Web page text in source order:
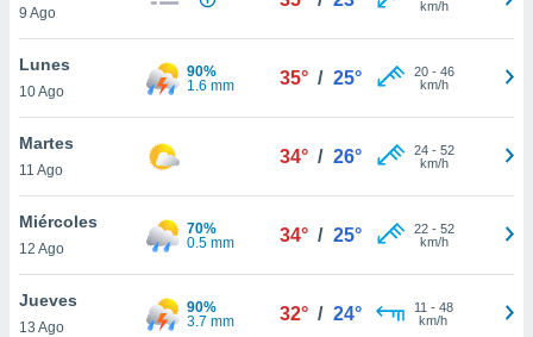
más
nuestra
y
disponible
9 Ago
km/h
Lunes
10 Ago
90%
1.6 mm
35° / 25° 20- 46
km/h
Martes
11 Ago
34° / 26° 24- 52
km/h
Miércoles
12 Ago
70%
0.5 mm
34° / 25° 22- 52
km/h
Jueves
13 Ago
90%
3.7 mm
32° / 24° 11 - 48
km/h